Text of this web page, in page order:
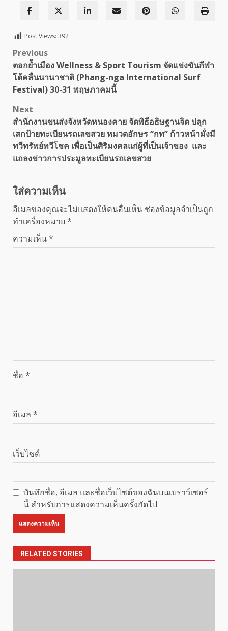
Post Views: 392
Post
navigation
Previous
ตอกย้ำเมือง Wellness & Sport Tourism จัดแข่งขันกีฬา
โต้คลื่นนานาชาติ (Phang-nga International Surf
Festival) 30-31 พฤษภาคมนี้
Next
สำนักงานขนส่งจังหวัดหนองคาย จัดพิธีอธิษฐานจิต ปลุก
เสกป้ายทะเบียนรถเลขสวย หมวดอักษร “กท” ก้าวหน้ามั่งมี
ทวีทรัพย์ทวีโชค เพื่อเป็นศิริมงคลแก่ผู้ที่เป็นเจ้าของ และ
แถลงข่าวการประมูลทะเบียนรถเลขสวย
ใส่ความเห็น
อีเมลของคุณจะไม่แสดงให้คนอื่นเห็น ช่องข้อมูลจำเป็นถูก
ทำเครื่องหมาย *
ความเห็น*
ชื่อ *
อีเมล *
เว็บไซต์
บันทึกชื่อ, อีเมล และชื่อเว็บไซต์ของฉันบนเบราว์เซอร์
นี้ สำหรับการแสดงความเห็นครั้งถัดไป
RELATED STORIES